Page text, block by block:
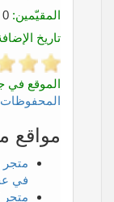
المقيّمين:
تاريخ
الموقع في
المحفوظات
مواقع
متجر
في